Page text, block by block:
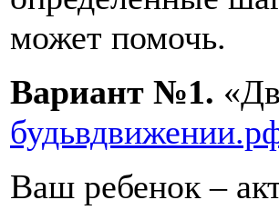
может помочь.
Вариант №1.
Ваш ребенок –